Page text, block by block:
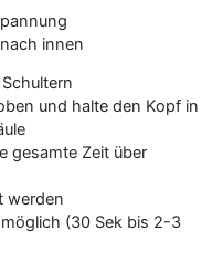
innen
und halte den Kopf in
gesamte Zeit über
werden
(30 Sek bis 2-3